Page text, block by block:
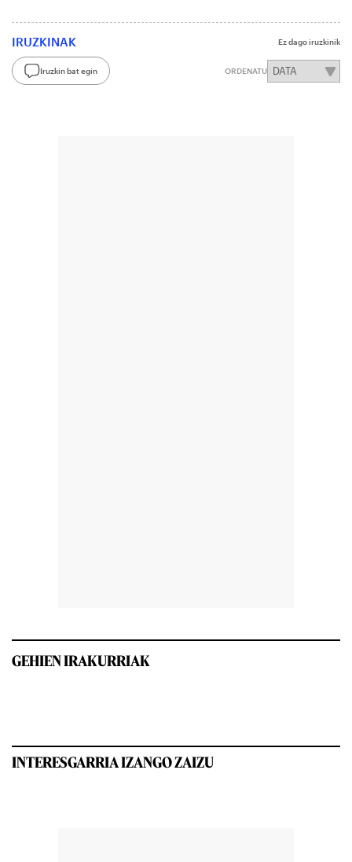
IRUZKINAK Ez dago iruzkinik
Iruzkin bat egin ORDENATU
GEHIEN IRAKURRIAK
INTERESGARRIA IZANGO ZAIZU